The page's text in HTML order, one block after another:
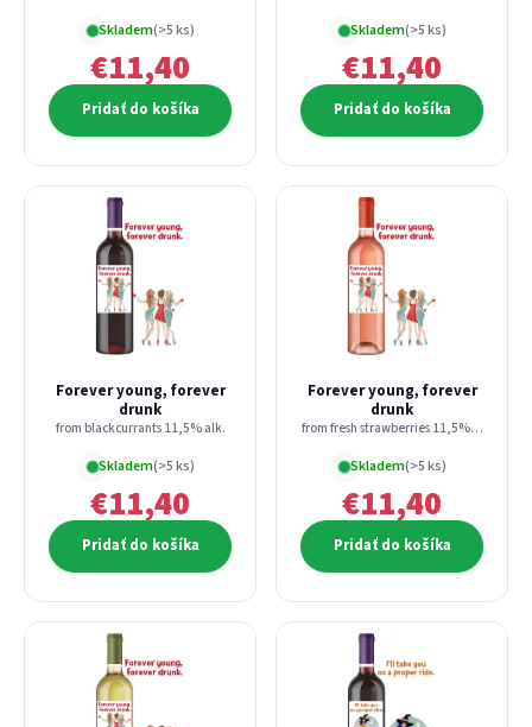
E-mail
Heslo
Prihlásiť sa
Nová registráciaZabudnuté heslo
Prihlásiť sa cez Google
Skladem(>5 ks)
€11,40
Pridať do košíka
Skladem(>5 ks)
€11,40
Pridať do košíka
Forever young, forever
drunk
from blackcurrants 11,5% alk.
Skladem(>5 ks)
€11,40
Pridať do košíka
Forever young, forever
drunk
from fresh strawberries 11,5% alk.
Skladem(>5 ks)
€11,40
Pridať do košíka